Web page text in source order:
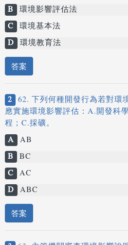
B 環境影響評估法
C 環境基本法
D 環境教育法
答案
2 62. 下列何種開發行為若對環
應實施環境影響評估：A.開發科
程；C.採礦。
A AB
B BC
C AC
D ABC
答案